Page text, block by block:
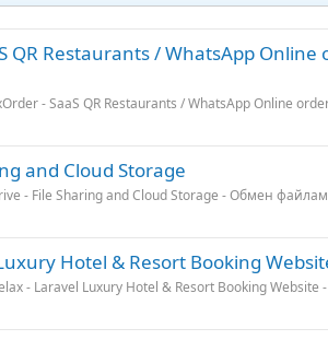
QR Restaurants / WhatsApp
- SaaS QR Restaurants / WhatsApp Online
and Cloud Storage
- File Sharing and Cloud Storage - Обмен
Hotel & Resort Booking
- Laravel Luxury Hotel & Resort Booking Website